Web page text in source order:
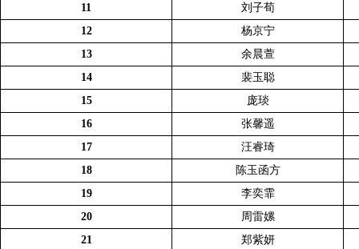
11
刘子荀
12
杨京宁
13
余晨萱
14
裴玉聪
15
庞琰
16
张馨遥
17
汪睿琦
18
陈玉函方
19
李奕霏
20
周雷嫘
21
郑紫妍